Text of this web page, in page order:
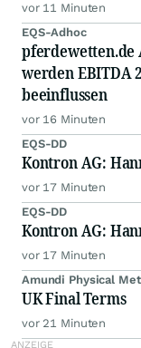
vor 11 Minuten
EQS-Adhoc
pferdewetten.de
werden EBITDA
beeinflussen
vor 16 Minuten
EQS-DD
Kontron AG:
vor 17 Minuten
EQS-DD
Kontron AG:
vor 17 Minuten
Amundi Physical
UK Final Terms
vor 21 Minuten